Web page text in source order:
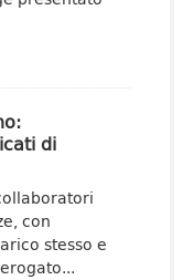
di
con
stesso e